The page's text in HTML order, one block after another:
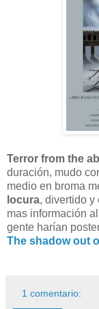
Terror from the
duración, mudo
medio en broma
locura, divertido y
mas información
gente harían
The shadow out
1 comentario: